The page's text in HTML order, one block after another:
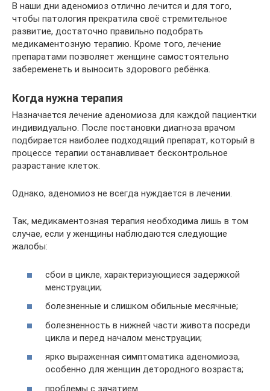
В наши дни аденомиоз отлично лечится и для того,
чтобы патология прекратила своё стремительное
развитие, достаточно правильно подобрать
медикаментозную терапию. Кроме того, лечение
препаратами позволяет женщине самостоятельно
забеременеть и выносить здорового ребёнка.
Когда нужна терапия
Назначается лечение аденомиоза для каждой пациентки
индивидуально. После постановки диагноза врачом
подбирается наиболее подходящий препарат, который в
процессе терапии останавливает бесконтрольное
разрастание клеток.
Однако, аденомиоз не всегда нуждается в лечении.
Так, медикаментозная терапия необходима лишь в том
случае, если у женщины наблюдаются следующие
жалобы:
сбои в цикле, характеризующиеся задержкой
менструации;
болезненные и слишком обильные месячные;
болезненность в нижней части живота посреди
цикла и перед началом менструации;
ярко выраженная симптоматика аденомиоза,
особенно для женщин детородного возраста;
проблемы с зачатием.